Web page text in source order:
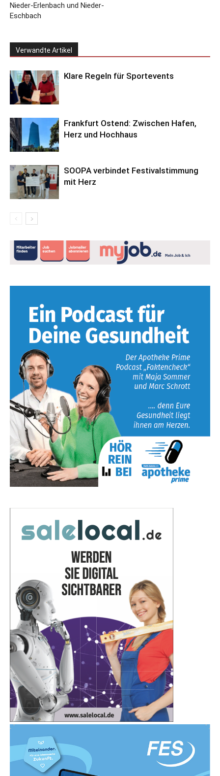
Nieder-Erlenbach und Nieder-
Eschbach
Verwandte Artikel
Klare Regeln für Sportevents
Frankfurt Ostend: Zwischen Hafen,
Herz und Hochhaus
SOOPA verbindet Festivalstimmung
mit Herz